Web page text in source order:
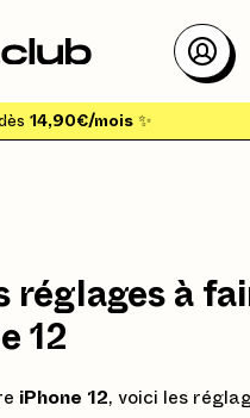
14,90€/mois ✨
réglages à
12
iPhone 12, voici les